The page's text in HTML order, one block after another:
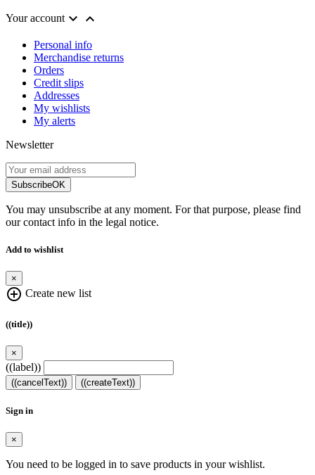
Your account 
Personal info
Merchandise returns
Orders
Credit slips
Addresses
My wishlists
My alerts
Newsletter
SubscribeOK
You may unsubscribe at any moment. For that purpose, please find
our contact info in the legal notice.
Add to wishlist
×
add_circle_outline Create new list
((title))
×
((label))
((cancelText)) ((createText))
Sign in
×
You need to be logged in to save products in your wishlist.